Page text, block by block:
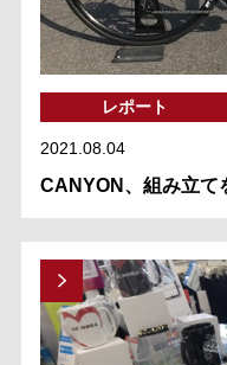
レポート
2021.08.04
CANYON、組み立て